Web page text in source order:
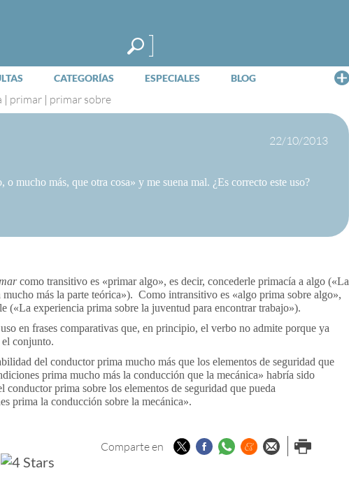
CATEGORÍAS ESPECIALES BLOG
| primar | primar sobre
22/10/2013
mucho más, que otra cosa» y me suena mal. ¿Es correcto este uso?
como transitivo es «primar algo», es decir, concederle primacía a algo («La
más la parte teórica»). Como intransitivo es «algo prima sobre algo»,
(«La experiencia prima sobre la juventud para encontrar trabajo»).
en frases comparativas que, en principio, el verbo no admite porque ya
conjunto.
del conductor prima mucho más que los elementos de seguridad que
prima mucho más la conducción que la mecánica» habría sido
prima sobre los elementos de seguridad que pueda
prima la conducción sobre la mecánica».
Comparte en TwitterFacebook
Whatsapp
Menéame
Enviar porImprimir